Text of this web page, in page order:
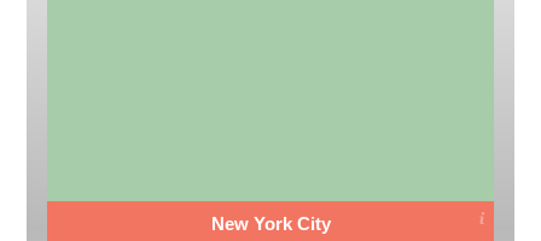
New York City